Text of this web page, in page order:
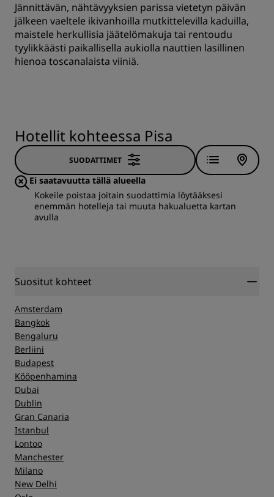
Jännittävän, nähtävyyksien parissa vietetyn päivän
jälkeen vaeltele ikivanhoilla mutkittelevilla kaduilla,
maistele herkullisia jäätelömakuja tai rentoudu
tyylikkäästi paikallisella aukiolla nauttien lasillinen
hienoa toscanalaista viiniä.
Hotellit kohteessa Pisa
SUODATTIMET
Ei saatavuutta tällä alueella
Kokeile poistaa joitain suodattimia löytääksesi
enemmän hotelleja tai muuta hakualuetta kartan
avulla
Suositut kohteet
Amsterdam
Bangkok
Bengaluru
Berliini
Budapest
Kööpenhamina
Dubai
Dublin
Gran Canaria
Istanbul
Lontoo
Manchester
Milano
New Delhi